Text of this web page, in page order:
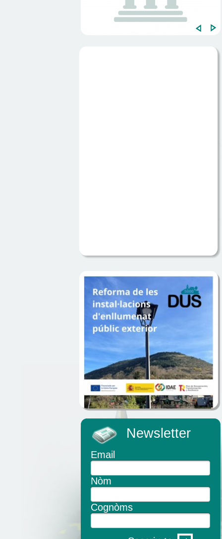
Newsletter
Email
Nòm
Cognòms